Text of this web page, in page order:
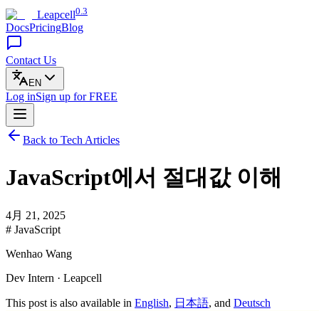
Leapcell0.3
DocsPricingBlog
Contact Us
EN
Log inSign up for FREE
Back to Tech Articles
JavaScript에서 절대값 이해
4月 21, 2025
# JavaScript
Wenhao Wang
Dev Intern · Leapcell
This post is also available in English, 日本語, and Deutsch